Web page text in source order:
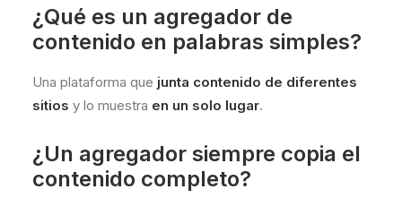
¿Qué es un agregador de
contenido en palabras simples?
Una plataforma que junta contenido de diferentes
sitios y lo muestra en un solo lugar.
¿Un agregador siempre copia el
contenido completo?